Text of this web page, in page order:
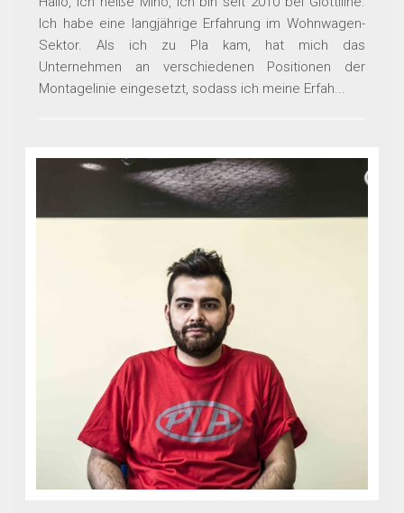
Ich habe eine langjährige Erfahrung im Wohnwagen-
Sektor. Als ich zu Pla kam, hat mich das
Unternehmen an verschiedenen Positionen der
Montagelinie eingesetzt, sodass ich meine Erfah...